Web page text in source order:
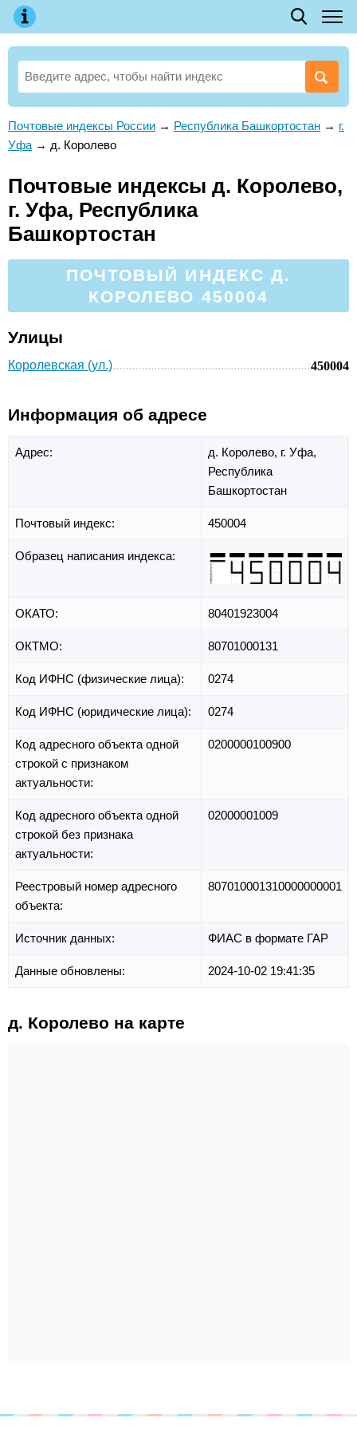
Почтовые индексы России → Республика Башкортостан → г.
Уфа → д. Королево
Почтовые индексы д. Королево,
г. Уфа, Республика
Башкортостан
ПОЧТОВЫЙ ИНДЕКС Д.
КОРОЛЕВО 450004
Улицы
Королевская (ул.) 450004
Информация об адресе
Адрес: д. Королево, г. Уфа,
Республика
Башкортостан
Почтовый индекс: 450004
Образец написания индекса:
ОКАТО: 80401923004
ОКТМО: 80701000131
Код ИФНС (физические лица): 0274
Код ИФНС (юридические лица): 0274
Код адресного объекта одной
строкой с признаком
актуальности:
0200000100900
Код адресного объекта одной
строкой без признака
актуальности:
02000001009
Реестровый номер адресного
объекта:
807010001310000000001
Источник данных: ФИАС в формате ГАР
Данные обновлены: 2024-10-02 19:41:35
д. Королево на карте